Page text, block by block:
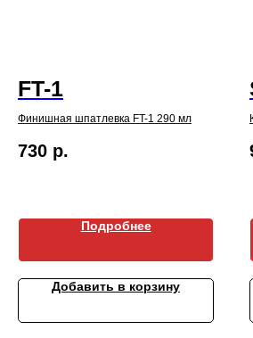
FT-1
Финишная шпатлевка FT-1 290 мл
730 р.
Подробнее
Добавить в корзину